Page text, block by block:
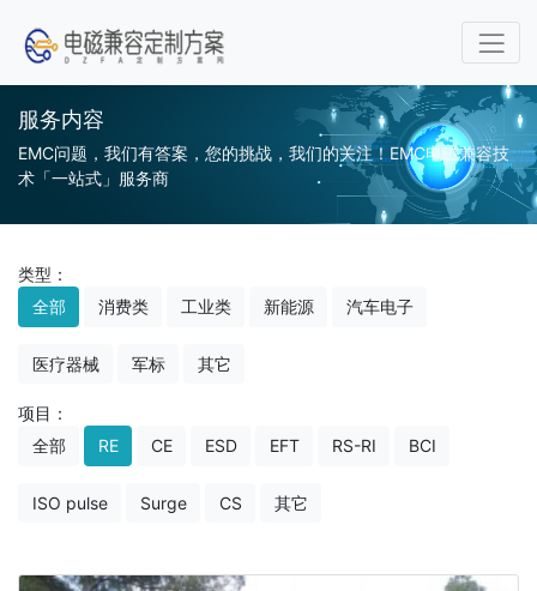
服务内容
EMC问题，我们有答案，您的挑战，我们的关注！EMC电磁兼容技
术「一站式」服务商
类型：
全部
消费类 工业类 新能源 汽车电子
医疗器械 军标 其它
项目：
全部
RE CE ESD EFT RS-RI BCI
ISO pulse Surge CS 其它